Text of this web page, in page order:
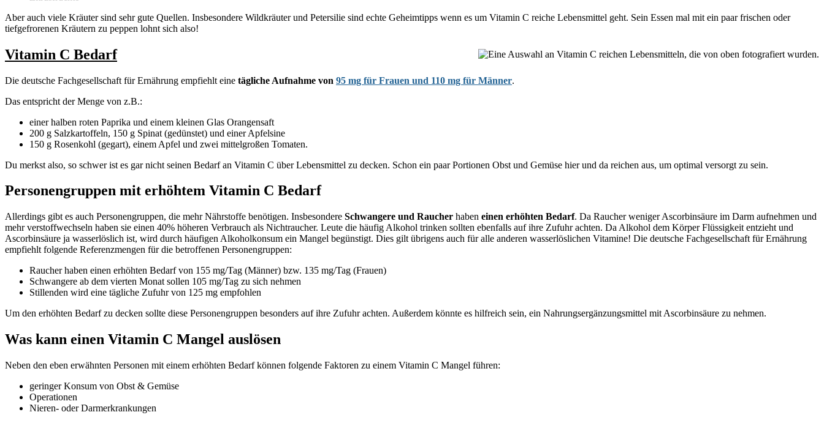
Aber auch viele Kräuter sind sehr gute Quellen. Insbesondere Wildkräuter und Petersilie sind echte Geheimtipps wenn es um Vitamin C reiche Lebensmittel geht. Sein Essen mal mit ein paar frischen oder
tiefgefrorenen Kräutern zu peppen lohnt sich also!
Vitamin C Bedarf
Die deutsche Fachgesellschaft für Ernährung empfiehlt eine tägliche Aufnahme von 95 mg für Frauen und 110 mg für Männer.
Das entspricht der Menge von z.B.:
einer halben roten Paprika und einem kleinen Glas Orangensaft
200 g Salzkartoffeln, 150 g Spinat (gedünstet) und einer Apfelsine
150 g Rosenkohl (gegart), einem Apfel und zwei mittelgroßen Tomaten.
Du merkst also, so schwer ist es gar nicht seinen Bedarf an Vitamin C über Lebensmittel zu decken. Schon ein paar Portionen Obst und Gemüse hier und da reichen aus, um optimal versorgt zu sein.
Personengruppen mit erhöhtem Vitamin C Bedarf
Allerdings gibt es auch Personengruppen, die mehr Nährstoffe benötigen. Insbesondere Schwangere und Raucher haben einen erhöhten Bedarf. Da Raucher weniger Ascorbinsäure im Darm aufnehmen und
mehr verstoffwechseln haben sie einen 40% höheren Verbrauch als Nichtraucher. Leute die häufig Alkohol trinken sollten ebenfalls auf ihre Zufuhr achten. Da Alkohol dem Körper Flüssigkeit entzieht und
Ascorbinsäure ja wasserlöslich ist, wird durch häufigen Alkoholkonsum ein Mangel begünstigt. Dies gilt übrigens auch für alle anderen wasserlöslichen Vitamine! Die deutsche Fachgesellschaft für Ernährung
empfiehlt folgende Referenzmengen für die betroffenen Personengruppen:
Raucher haben einen erhöhten Bedarf von 155 mg/Tag (Männer) bzw. 135 mg/Tag (Frauen)
Schwangere ab dem vierten Monat sollen 105 mg/Tag zu sich nehmen
Stillenden wird eine tägliche Zufuhr von 125 mg empfohlen
Um den erhöhten Bedarf zu decken sollte diese Personengruppen besonders auf ihre Zufuhr achten. Außerdem könnte es hilfreich sein, ein Nahrungsergänzungsmittel mit Ascorbinsäure zu nehmen.
Was kann einen Vitamin C Mangel auslösen
Neben den eben erwähnten Personen mit einem erhöhten Bedarf können folgende Faktoren zu einem Vitamin C Mangel führen:
geringer Konsum von Obst & Gemüse
Operationen
Nieren- oder Darmerkrankungen